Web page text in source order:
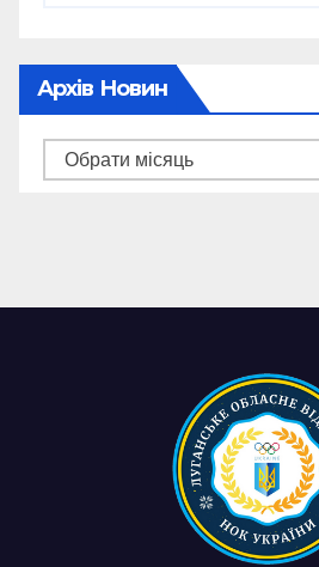
Архів Новин
Архів